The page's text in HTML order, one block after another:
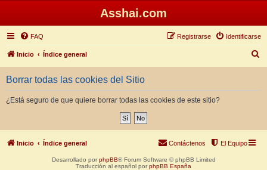
Asshai.com
FAQ Identificarse
Registrarse
Inicio Índice general
u
Borrar todas las cookies del Sitio
¿Está seguro de que quiere borrar todas las cookies de este sitio?
Inicio Índice general El Equipo
Contáctenos
Desarrollado por phpBB® Forum Software © phpBB Limited
Traducción al español por phpBB España